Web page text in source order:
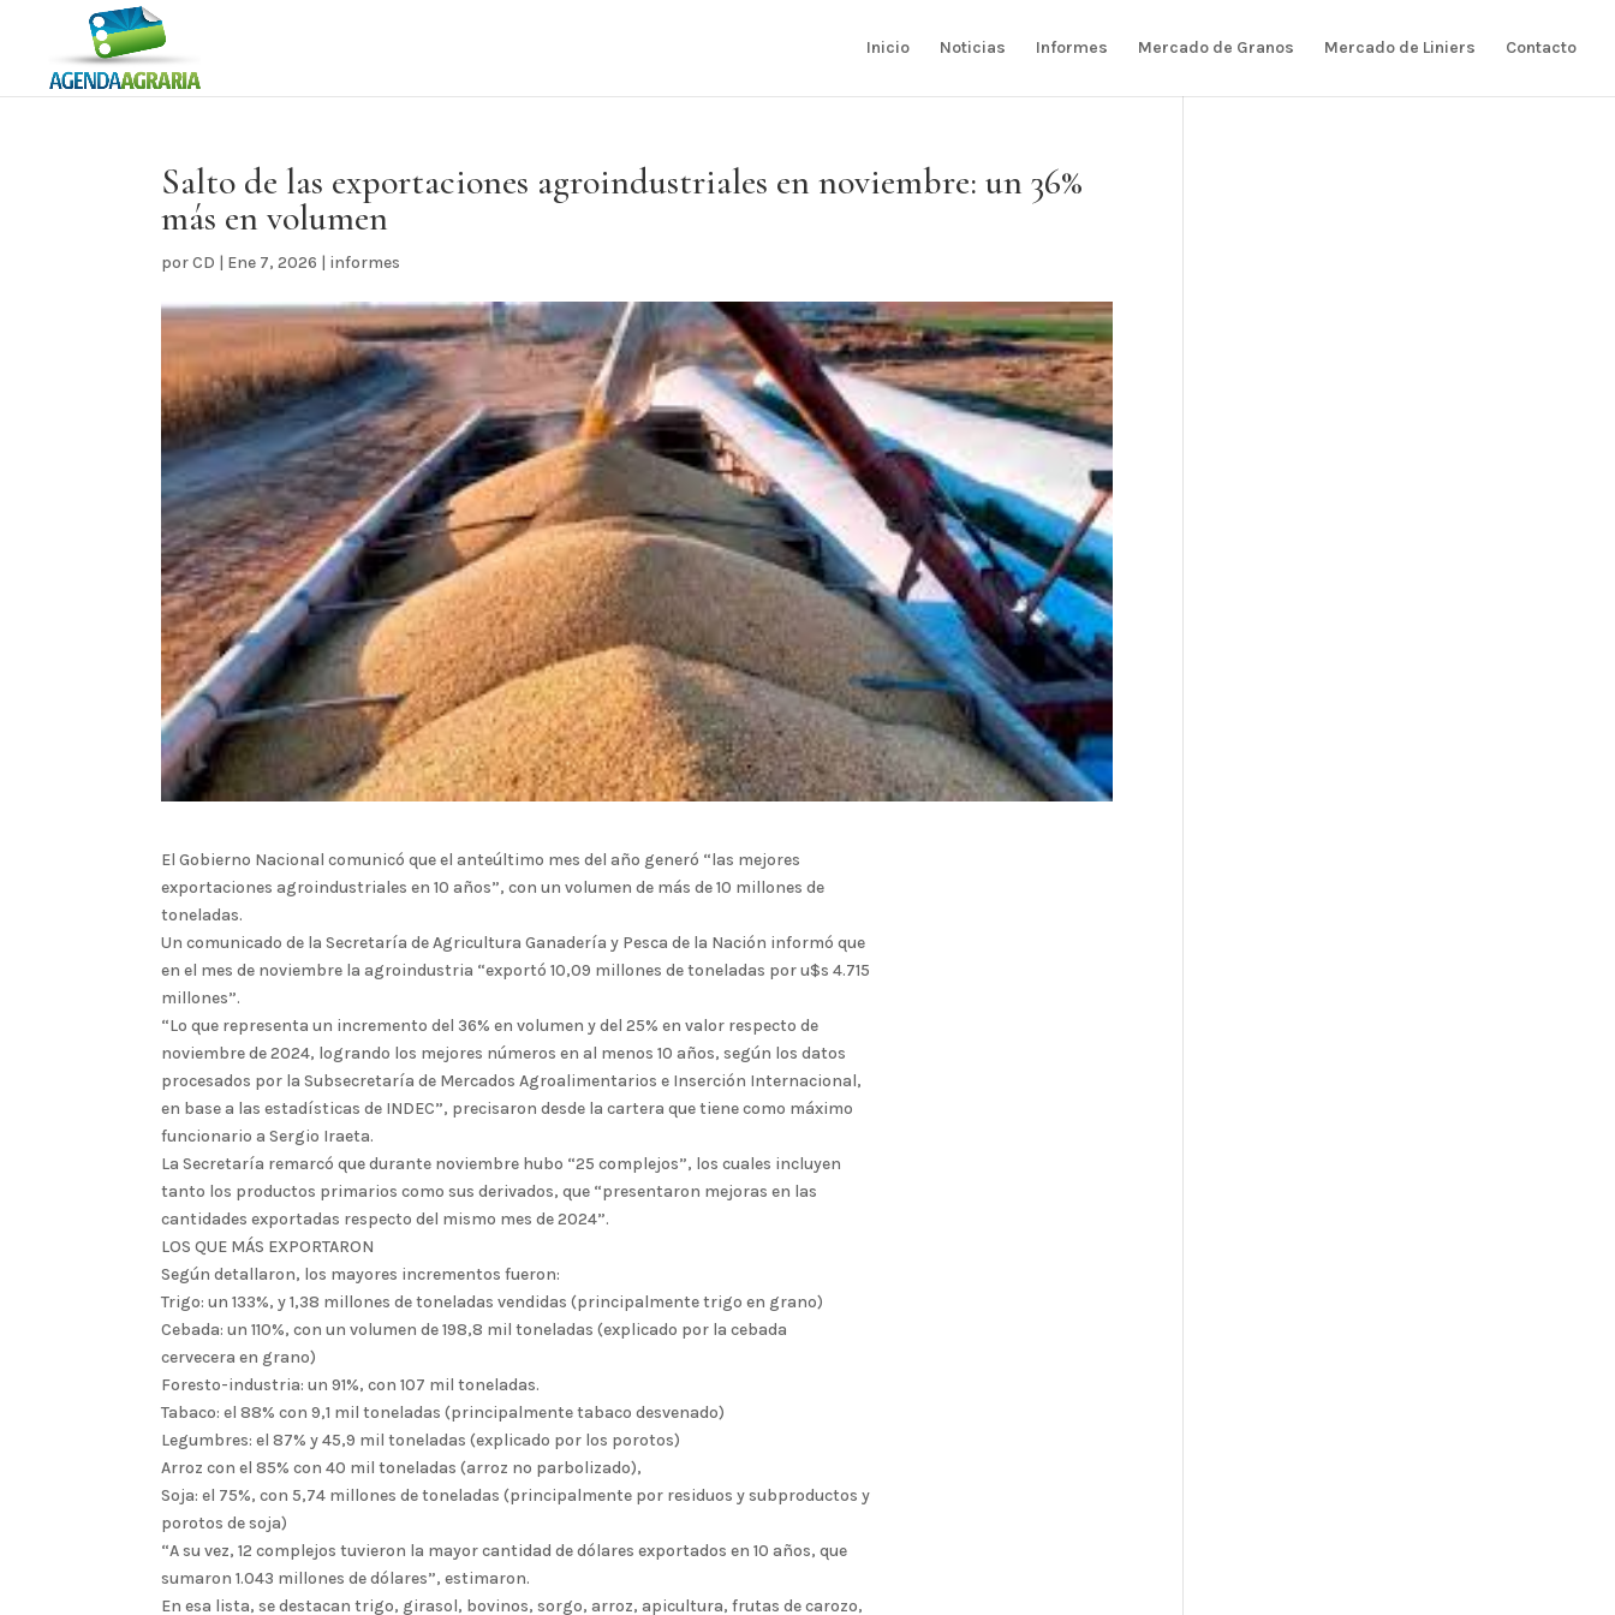
Inicio Noticias Informes Mercado de Granos Mercado de Liniers Contacto
Salto de las exportaciones agroindustriales en noviembre: un 36%
más en volumen
porCD | Ene 7, 2026 | informes
El Gobierno Nacional comunicó que el anteúltimo mes del año generó “las mejores
exportaciones agroindustriales en 10 años”, con un volumen de más de 10 millones de
toneladas.
Un comunicado de la Secretaría de Agricultura Ganadería y Pesca de la Nación informó que
en el mes de noviembre la agroindustria “exportó 10,09 millones de toneladas por u$s 4.715
millones”.
“Lo que representa un incremento del 36% en volumen y del 25% en valor respecto de
noviembre de 2024, logrando los mejores números en al menos 10 años, según los datos
procesados por la Subsecretaría de Mercados Agroalimentarios e Inserción Internacional,
en base a las estadísticas de INDEC”, precisaron desde la cartera que tiene como máximo
funcionario a Sergio Iraeta.
La Secretaría remarcó que durante noviembre hubo “25 complejos”, los cuales incluyen
tanto los productos primarios como sus derivados, que “presentaron mejoras en las
cantidades exportadas respecto del mismo mes de 2024”.
LOS QUE MÁS EXPORTARON
Según detallaron, los mayores incrementos fueron:
Trigo: un 133%, y 1,38 millones de toneladas vendidas (principalmente trigo en grano)
Cebada: un 110%, con un volumen de 198,8 mil toneladas (explicado por la cebada
cervecera en grano)
Foresto-industria: un 91%, con 107 mil toneladas.
Tabaco: el 88% con 9,1 mil toneladas (principalmente tabaco desvenado)
Legumbres: el 87% y 45,9 mil toneladas (explicado por los porotos)
Arroz con el 85% con 40 mil toneladas (arroz no parbolizado),
Soja: el 75%, con 5,74 millones de toneladas (principalmente por residuos y subproductos y
porotos de soja)
“A su vez, 12 complejos tuvieron la mayor cantidad de dólares exportados en 10 años, que
sumaron 1.043 millones de dólares”, estimaron.
En esa lista, se destacan trigo, girasol, bovinos, sorgo, arroz, apicultura, frutas de carozo,